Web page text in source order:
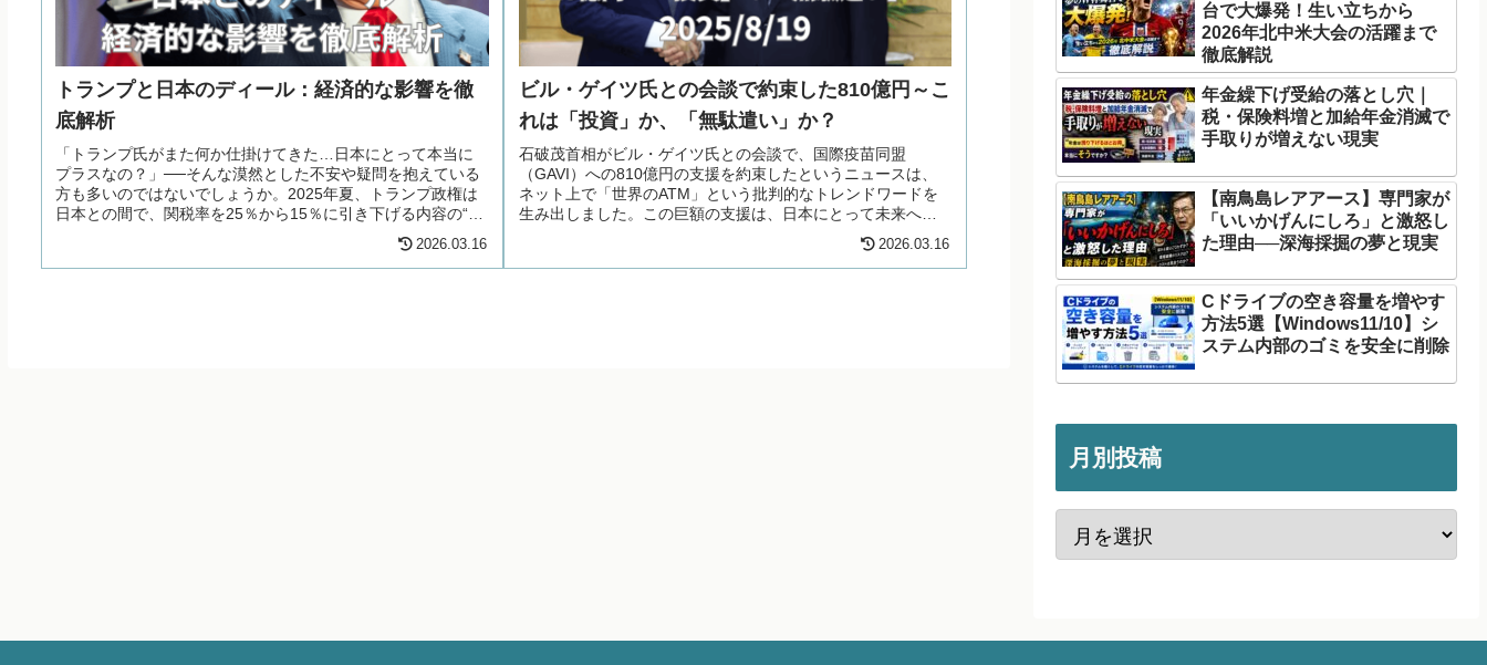
トランプと日本のディール：経済的な影響を徹
底解析
「トランプ氏がまた何か仕掛けてきた…日本にとって本当に
プラスなの？」──そんな漠然とした不安や疑問を抱えている
方も多いのではないでしょうか。2025年夏、トランプ政権は
日本との間で、関税率を25％から15％に引き下げる内容の“史
2026.03.16
ビル・ゲイツ氏との会談で約束した810億円～こ
れは「投資」か、「無駄遣い」か？
石破茂首相がビル・ゲイツ氏との会談で、国際疫苗同盟
（GAVI）への810億円の支援を約束したというニュースは、
ネット上で「世界のATM」という批判的なトレンドワードを
生み出しました。この巨額の支援は、日本にとって未来への
2026.03.16
台で大爆発！生い立ちから
2026年北中米大会の活躍まで
徹底解説
年金繰下げ受給の落とし穴｜
税・保険料増と加給年金消滅で
手取りが増えない現実
【南鳥島レアアース】専門家が
「いいかげんにしろ」と激怒し
た理由──深海採掘の夢と現実
Cドライブの空き容量を増やす
方法5選【Windows11/10】シ
ステム内部のゴミを安全に削除
月別投稿